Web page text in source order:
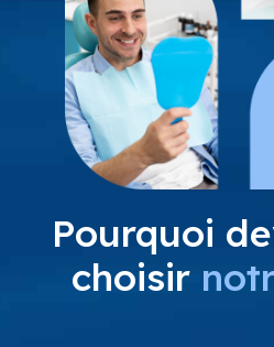
Pourquoi
choisir